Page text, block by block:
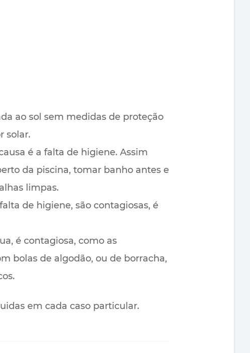
ao sol sem medidas de proteção
solar.
é a falta de higiene. Assim
da piscina, tomar banho antes e
limpas.
de higiene, são contagiosas, é
é contagiosa, como as
bolas de algodão, ou de borracha,
em cada caso particular.